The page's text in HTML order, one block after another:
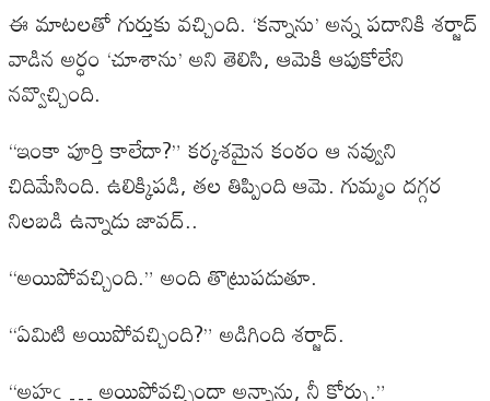
ఈ మాటలతో గుర్తుకు వచ్చింది. ‘కన్నాను’ అన్న పదానికి శర్జాద్
వాడిన అర్ధం ‘చూశాను’ అని తెలిసి, ఆమెకి ఆపుకోలేని
నవ్వొచ్చింది.
“ఇంకా పూర్తి కాలేదా?” కర్కశమైన కంఠం ఆ నవ్వుని
చిదిమేసింది. ఉలిక్కిపడి, తల తిప్పింది ఆమె. గుమ్మం దగ్గర
నిలబడి ఉన్నాడు జావద్..
“అయిపోవచ్చింది.” అంది తొట్రుపడుతూ.
“ఏమిటి అయిపోవచ్చింది?” అడిగింది శర్జాద్.
“అహఁ … అయిపోవచ్చిందా అన్నాను, నీ కోర్సు.”